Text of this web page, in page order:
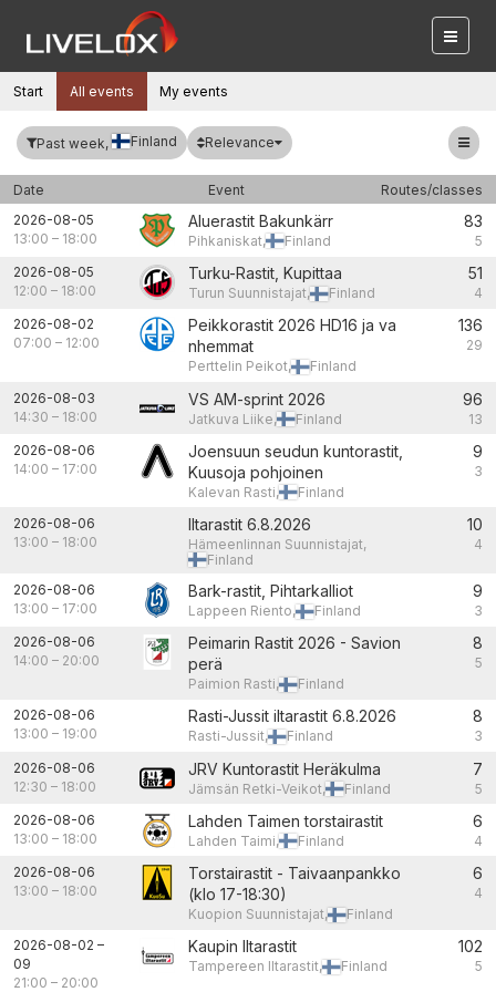
Start All events My events
Past week, Finland Relevance
Date Event
Routes/classes
2026-08-05
13:00 – 18:00
Aluerastit Bakunkärr
Pihkaniskat, Finland
83
5
2026-08-05
12:00 – 18:00
Turku-Rastit, Kupittaa
Turun Suunnistajat, Finland
51
4
2026-08-02
07:00 – 12:00
Peikkorastit 2026 HD16 ja va
nhemmat
Perttelin Peikot, Finland
136
29
2026-08-03
14:30 – 18:00
VS AM-sprint 2026
Jatkuva Liike, Finland
96
13
2026-08-06
14:00 – 17:00
Joensuun seudun kuntorastit,
Kuusoja pohjoinen
Kalevan Rasti, Finland
9
3
2026-08-06
13:00 – 18:00
Iltarastit 6.8.2026
Hämeenlinnan Suunnistajat,
Finland
10
4
2026-08-06
13:00 – 17:00
Bark-rastit, Pihtarkalliot
Lappeen Riento, Finland
9
3
2026-08-06
14:00 – 20:00
Peimarin Rastit 2026 - Savion
perä
Paimion Rasti, Finland
8
5
2026-08-06
13:00 – 19:00
Rasti-Jussit iltarastit 6.8.2026
Rasti-Jussit, Finland
8
3
2026-08-06
12:30 – 18:00
JRV Kuntorastit Heräkulma
Jämsän Retki-Veikot, Finland
7
5
2026-08-06
13:00 – 18:00
Lahden Taimen torstairastit
Lahden Taimi, Finland
6
4
2026-08-06
13:00 – 18:00
Torstairastit - Taivaanpankko
(klo 17-18:30)
Kuopion Suunnistajat, Finland
6
4
2026-08-02 –
09
21:00 – 20:00
Kaupin Iltarastit
Tampereen Iltarastit, Finland
102
5